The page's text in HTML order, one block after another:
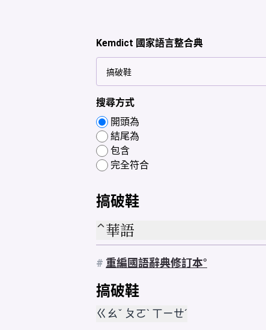
Kemdict 國家語言整合典
搜尋方式
開頭為
結尾為
包含
完全符合
搞破鞋
華語
# 重編國語辭典修訂本
搞破鞋
ㄍㄠˇ ㄆㄛˋ ㄒㄧㄝˊ